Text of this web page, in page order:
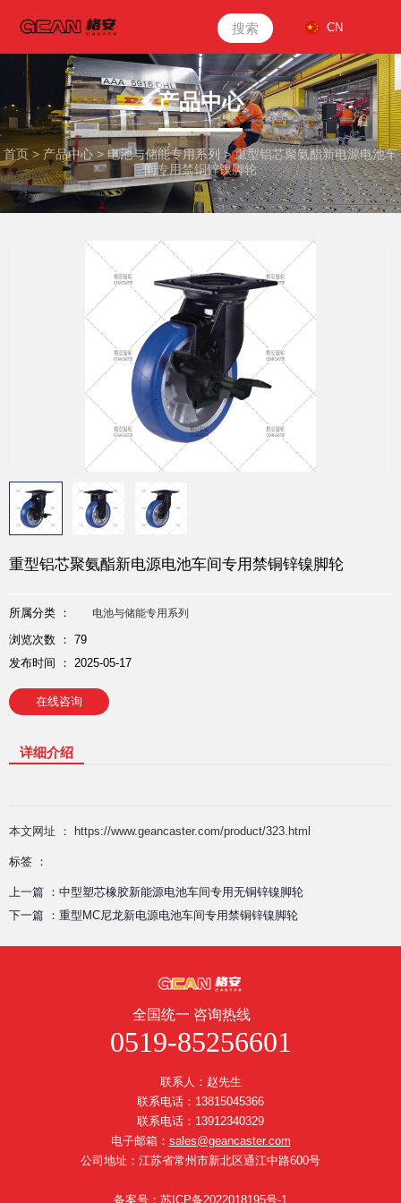
搜索 CN
产品中心
首页 > 产品中心 > 电池与储能专用系列 >重型铝芯聚氨酯新电源电池车
间专用禁铜锌镍脚轮
重型铝芯聚氨酯新电源电池车间专用禁铜锌镍脚轮
所属分类 ： 电池与储能专用系列
浏览次数 ： 79
发布时间 ： 2025-05-17
在线咨询
详细介绍
本文网址 ： https://www.geancaster.com/product/323.html
标签 ：
上一篇 ： 中型塑芯橡胶新能源电池车间专用无铜锌镍脚轮
下一篇 ： 重型MC尼龙新电源电池车间专用禁铜锌镍脚轮
全国统一 咨询热线
0519-85256601
联系人：赵先生
联系电话：13815045366
联系电话：13912340329
电子邮箱： sales@geancaster.com
公司地址：江苏省常州市新北区通江中路600号
备案号：苏ICP备2022018195号-1